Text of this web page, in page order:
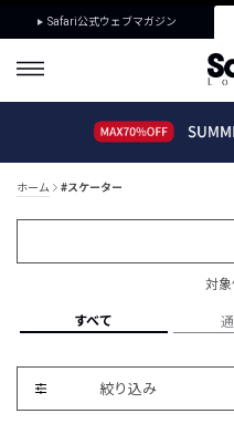
Safari公式ウェブマガジン
ホーム #スケーター
対
すべて
絞り込み